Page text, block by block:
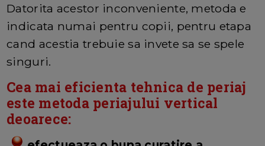
Datorita acestor inconveniente, metoda e
indicata numai pentru copii, pentru etapa
cand acestia trebuie sa invete sa se spele
singuri.
Cea mai eficienta tehnica de periaj
este metoda periajului vertical
deoarece: